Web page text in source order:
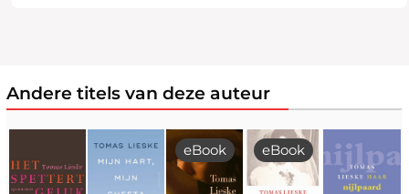
Andere titels van deze auteur
eBook eBook